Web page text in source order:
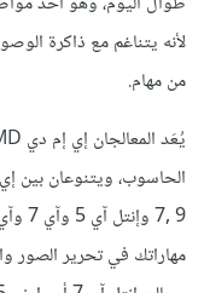
من مهام.
مهاراتك في تحرير الصور